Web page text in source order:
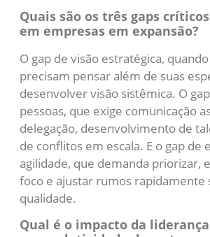
Quais são os três gaps
em empresas em expansão?
O gap de visão estratégica,
precisam pensar além de suas
desenvolver visão sistêmica. O
pessoas, que exige comunicação
delegação, desenvolvimento de
de conflitos em escala. E o gap de
agilidade, que demanda priorizar,
foco e ajustar rumos rapidamente
qualidade.
Qual é o impacto da